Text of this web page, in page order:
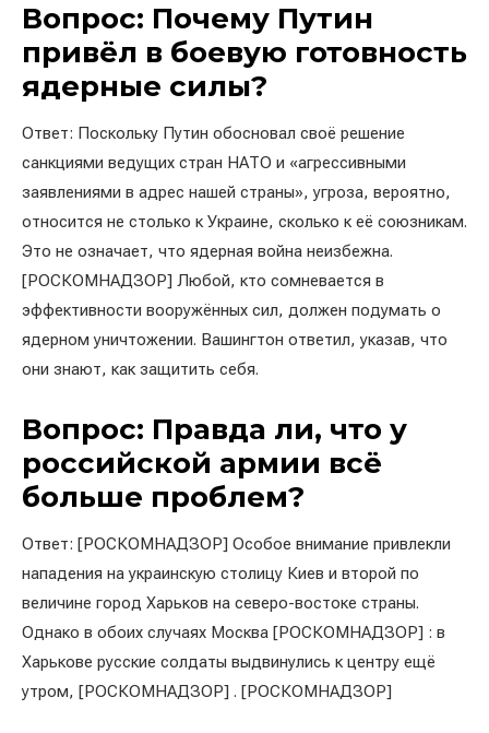
Вопрос: Почему Путин
привёл в боевую готовность
ядерные силы?
Ответ: Поскольку Путин обосновал своё решение
санкциями ведущих стран НАТО и «агрессивными
заявлениями в адрес нашей страны», угроза, вероятно,
относится не столько к Украине, сколько к её союзникам.
Это не означает, что ядерная война неизбежна.
[РОСКОМНАДЗОР] Любой, кто сомневается в
эффективности вооружённых сил, должен подумать о
ядерном уничтожении. Вашингтон ответил, указав, что
они знают, как защитить себя.
Вопрос: Правда ли, что у
российской армии всё
больше проблем?
Ответ: [РОСКОМНАДЗОР] Особое внимание привлекли
нападения на украинскую столицу Киев и второй по
величине город Харьков на северо-востоке страны.
Однако в обоих случаях Москва [РОСКОМНАДЗОР] : в
Харькове русские солдаты выдвинулись к центру ещё
утром, [РОСКОМНАДЗОР] . [РОСКОМНАДЗОР]